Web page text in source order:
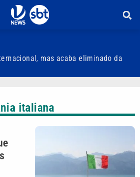
mas acaba eliminado da
italiana